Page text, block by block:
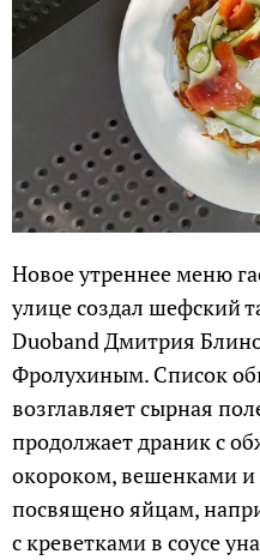
Новое утреннее меню
улице создал шефский
Duoband Дмитрия
Фролухиным. Список
возглавляет сырная
продолжает драник с
окороком, вешенками
посвящено яйцам,
с креветками в соусе